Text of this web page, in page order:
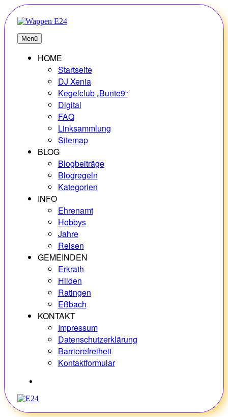
Zum
Inhalt
springen
E24
Erlebnisse – Hobbys – Vielfalt
Menü
HOME
Startseite
DJ Xenia
Kegelclub „Bunte9“
Digital
FAQ
Linksammlung
Sitemap
BLOG
Blogbeiträge
Blogregeln
Kategorien
INFO
Ehrenamt
Hobbys
Jahre
Reisen
GEMEINDEN
Erkrath
Hilden
Ratingen
Eßbach
KONTAKT
Impressum
Datenschutzerklärung
Barrierefreiheit
Kontaktformular